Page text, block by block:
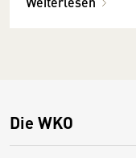
Die WKO